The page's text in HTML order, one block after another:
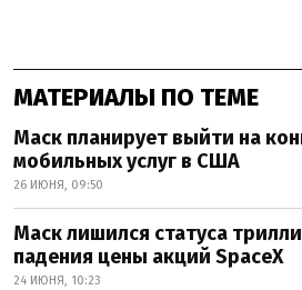
МАТЕРИАЛЫ ПО ТЕМЕ
Маск планирует выйти на
мобильных услуг в США
26 ИЮНЯ, 09:50
Маск лишился статуса
падения цены акций SpaceX
24 ИЮНЯ, 10:23